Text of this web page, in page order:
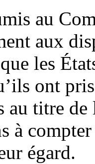
au
aux
les
ont
au titre de
à
égard.